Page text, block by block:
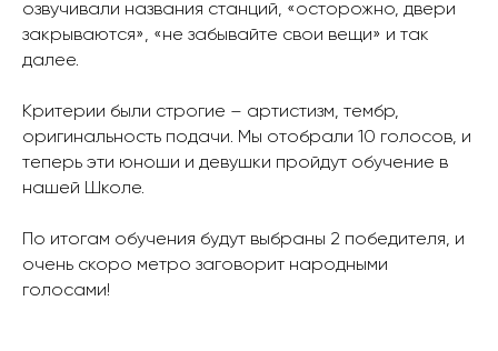
озвучивали названия станций, «осторожно, двери
закрываются», «не забывайте свои вещи» и так
далее.
Критерии были строгие – артистизм, тембр,
оригинальность подачи. Мы отобрали 10 голосов, и
теперь эти юноши и девушки пройдут обучение в
нашей Школе.
По итогам обучения будут выбраны 2 победителя, и
очень скоро метро заговорит народными
голосами!